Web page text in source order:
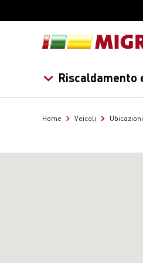
Riscaldamento
Home Veicoli